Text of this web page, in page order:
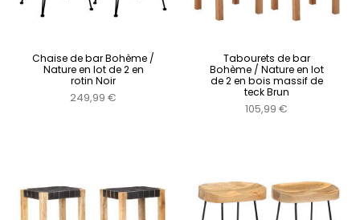
Chaise de bar Bohème /
Nature en lot de 2 en
rotin Noir
249,99 €
Tabourets de bar
Bohème / Nature en lot
de 2 en bois massif de
teck Brun
105,99 €